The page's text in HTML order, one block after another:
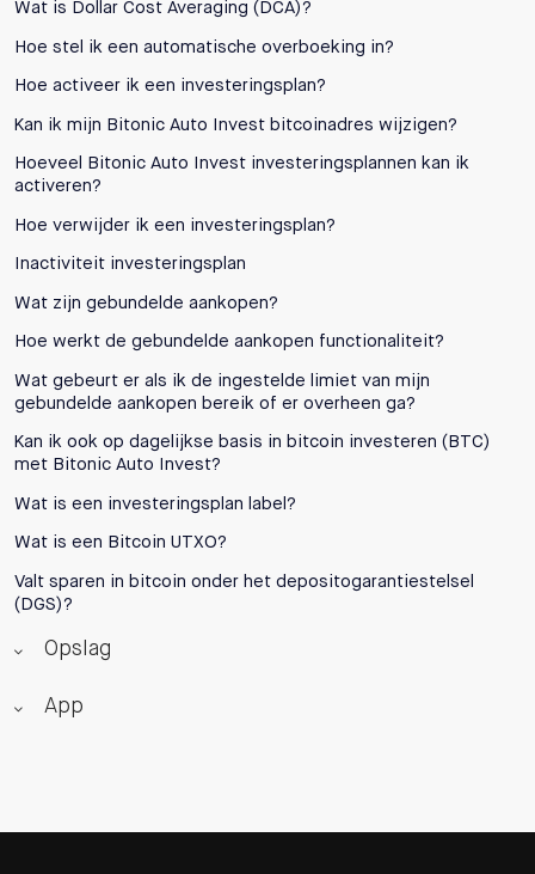
Wat is Dollar Cost Averaging (DCA)?
Hoe stel ik een automatische overboeking in?
Hoe activeer ik een investeringsplan?
Kan ik mijn Bitonic Auto Invest bitcoinadres wijzigen?
Hoeveel Bitonic Auto Invest investeringsplannen kan ik
activeren?
Hoe verwijder ik een investeringsplan?
Inactiviteit investeringsplan
Wat zijn gebundelde aankopen?
Hoe werkt de gebundelde aankopen functionaliteit?
Wat gebeurt er als ik de ingestelde limiet van mijn
gebundelde aankopen bereik of er overheen ga?
Kan ik ook op dagelijkse basis in bitcoin investeren (BTC)
met Bitonic Auto Invest?
Wat is een investeringsplan label?
Wat is een Bitcoin UTXO?
Valt sparen in bitcoin onder het depositogarantiestelsel
(DGS)?
Opslag
App